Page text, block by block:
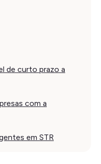
de curto prazo a
com a
em STR